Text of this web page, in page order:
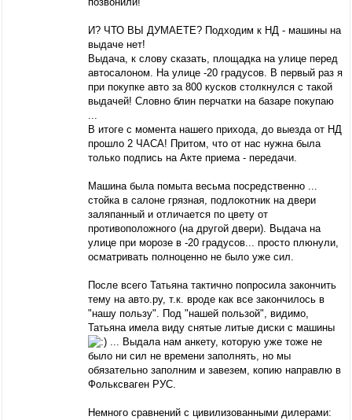
И? ЧТО ВЫ ДУМАЕТЕ? Подходим к НД - машины на
выдаче нет!
Выдача, к слову сказать, площадка на улице перед
автосалоном. На улице -20 градусов. В первый раз я
при покупке авто за 800 кусков столкнулся с такой
выдачей! Словно блин перчатки на базаре покупаю
...
В итоге с момента нашего прихода, до выезда от НД
прошло 2 ЧАСА! Притом, что от нас нужна была
только подпись на Акте приема - передачи.
Машина была помыта весьма посредственно ...
стойка в салоне грязная, подлокотник на двери
заляпанный и отличается по цвету от
противоположного (на другой двери). Выдача на
улице при морозе в -20 градусов... просто плюнули,
осматривать полноценно не было уже сил.
После всего Татьяна тактично попросила закончить
тему на авто.ру, т.к. вроде как все закончилось в
"нашу пользу". Под "нашей пользой", видимо,
Татьяна имела виду снятые литые диски с машины
... Выдала нам анкету, которую уже тоже не
было ни сил не времени заполнять, но мы
обязательно заполним и завезем, копию направлю в
Фольксваген РУС.
Немного сравнений с цивилизованными дилерами: